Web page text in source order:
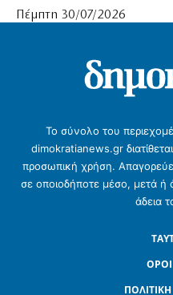
Πέμπτη 30/07/2026
Το σύνολο του
dimokratianews.gr
προσωπική χρήση.
σε οποιοδήποτε μέσο, μετά ή
άδεια